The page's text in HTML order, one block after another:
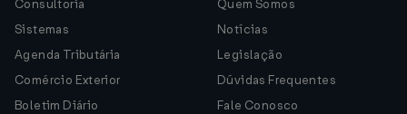
Consultoria
Sistemas
Agenda Tributária
Comércio Exterior
Boletim Diário
Quem Somos
Notícias
Legislação
Dúvidas Frequentes
Fale Conosco